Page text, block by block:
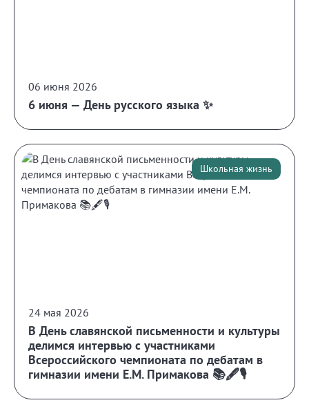
06 июня 2026
6 июня — День русского языка ✨
Школьная жизнь
24 мая 2026
В День славянской письменности и культуры
делимся интервью с участниками
Всероссийского чемпионата по дебатам в
гимназии имени Е.М. Примакова 📚🖋️🎙️